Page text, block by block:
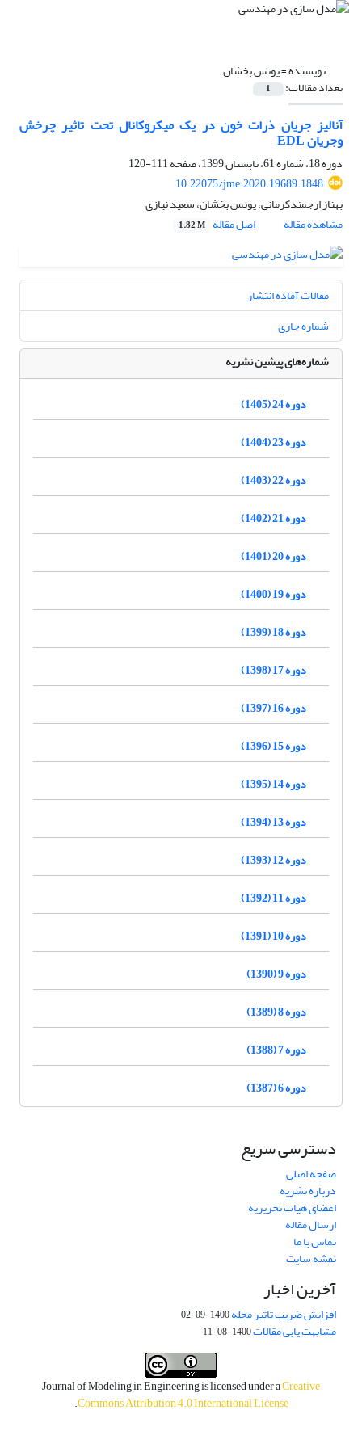
نویسنده =یونس بخشان
تعداد مقالات: 1
آنالیز جریان ذرات خون در یک میکروکانال تحت تاثیر چرخش
وجریان EDL
دوره 18، شماره 61، تابستان 1399، صفحه
111-120
10.22075/jme.2020.19689.1848
بهناز ارجمندکرمانی، یونس بخشان، سعید نیازی
مشاهده مقاله
اصل مقاله 1.82 M
مقالات آماده انتشار
شماره جاری
شماره‌های پیشین نشریه
دوره 24 (1405)
دوره 23 (1404)
دوره 22 (1403)
دوره 21 (1402)
دوره 20 (1401)
دوره 19 (1400)
دوره 18 (1399)
دوره 17 (1398)
دوره 16 (1397)
دوره 15 (1396)
دوره 14 (1395)
دوره 13 (1394)
دوره 12 (1393)
دوره 11 (1392)
دوره 10 (1391)
دوره 9 (1390)
دوره 8 (1389)
دوره 7 (1388)
دوره 6 (1387)
دسترسی سریع
صفحه اصلی
درباره نشریه
اعضای هیات تحریریه
ارسال مقاله
تماس با ما
نقشه سایت
آخرین اخبار
افزایش ضریب تاثیر مجله1400-09-02
مشابهت یابی مقالات1400-08-11
Journal of Modeling in Engineering is licensed under aCreative
Commons Attribution 4.0 International License
.